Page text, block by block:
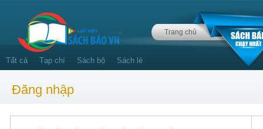
Trang chủ
Tất cả Tạp chí Sách bộ Sách lẻ
Đăng nhập